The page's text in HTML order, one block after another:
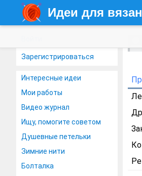
Идеи для
Зарегистрироваться
Интересные идеи
Мои работы
Видео журнал
Ищу, помогите советом
Душевные петельки
Зимние нити
Болталка